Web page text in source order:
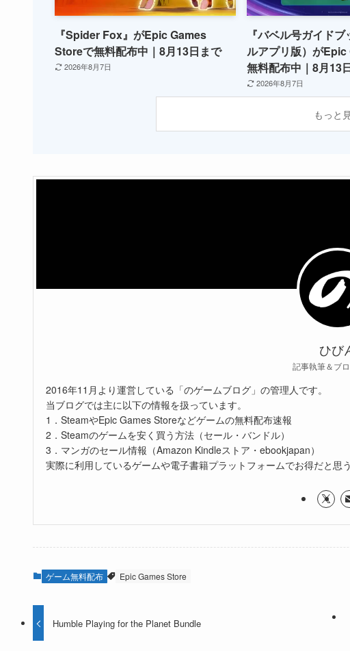
『Spider Fox』がEpic Games
Storeで無料配布中｜8月13日まで
2026年8月7日
『バベル号ガイド
ルアプリ版）が
無料配布中｜8月13
2026年8月7日
もっと
ひび
記事執筆＆ブ
2016年11月より運営している「のゲームブログ」の管理人です。
当ブログでは主に以下の情報を扱っています。
1．SteamやEpic Games Storeなどゲームの無料配布速報
2．Steamのゲームを安く買う方法（セール・バンドル）
3．マンガのセール情報（Amazon Kindleストア・ebookjapan）
実際に利用しているゲームや電子書籍プラットフォームでお得だと思
ゲーム無料配布 Epic Games Store
Humble Playing for the Planet Bundle